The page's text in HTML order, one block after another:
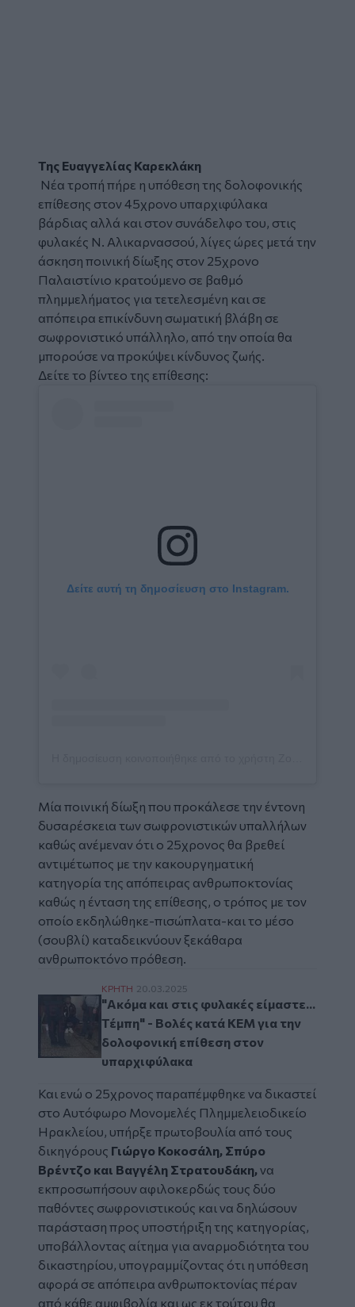
Της Ευαγγελίας Καρεκλάκη
Νέα τροπή πήρε η υπόθεση της δολοφονικής
επίθεσης στον 45χρονο υπαρχιφύλακα
βάρδιας αλλά και στον συνάδελφο του, στις
φυλακές Ν. Αλικαρνασσού, λίγες ώρες μετά την
άσκηση ποινική δίωξης στον 25χρονο
Παλαιστίνιο κρατούμενο σε βαθμό
πλημμελήματος για τετελεσμένη και σε
απόπειρα επικίνδυνη σωματική βλάβη σε
σωφρονιστικό υπάλληλο, από την οποία θα
μπορούσε να προκύψει κίνδυνος ζωής.
Δείτε το βίντεο της επίθεσης:
Δείτε αυτή τη δημοσίευση στο Instagram.
Μία ποινική δίωξη που προκάλεσε την έντονη
δυσαρέσκεια των σωφρονιστικών υπαλλήλων
καθώς ανέμεναν ότι ο 25χρονος θα βρεθεί
αντιμέτωπος με την κακουργηματική
κατηγορία της απόπειρας ανθρωποκτονίας
καθώς η ένταση της επίθεσης, ο τρόπος με τον
οποίο εκδηλώθηκε-πισώπλατα-και το μέσο
(σουβλί) καταδεικνύουν ξεκάθαρα
ανθρωποκτόνο πρόθεση.
"Ακόμα και στις φυλακές είμαστε...
ΚΡΗΤΗ 20.03.2025
"Ακόμα και στις φυλακές είμαστε...
Τέμπη" - Βολές κατά ΚΕΜ για την
δολοφονική επίθεση στον
υπαρχιφύλακα
Και ενώ ο 25χρονος παραπέμφθηκε να δικαστεί
στο Αυτόφωρο Μονομελές Πλημμελειοδικείο
Ηρακλείου, υπήρξε πρωτοβουλία από τους
δικηγόρους Γιώργο Κοκοσάλη, Σπύρο
Βρέντζο και Βαγγέλη Στρατουδάκη, να
εκπροσωπήσουν αφιλοκερδώς τους δύο
παθόντες σωφρονιστικούς και να δηλώσουν
παράσταση προς υποστήριξη της κατηγορίας,
υποβάλλοντας αίτημα για αναρμοδιότητα του
δικαστηρίου, υπογραμμίζοντας ότι η υπόθεση
αφορά σε απόπειρα ανθρωποκτονίας πέραν
από κάθε αμφιβολία και ως εκ τούτου θα